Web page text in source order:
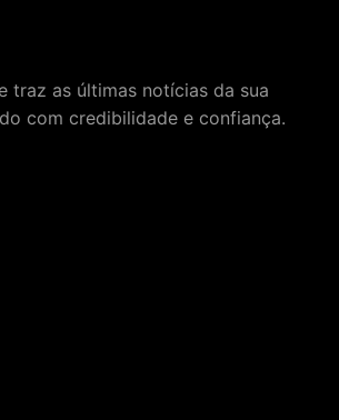
traz as últimas notícias da sua
com credibilidade e confiança.